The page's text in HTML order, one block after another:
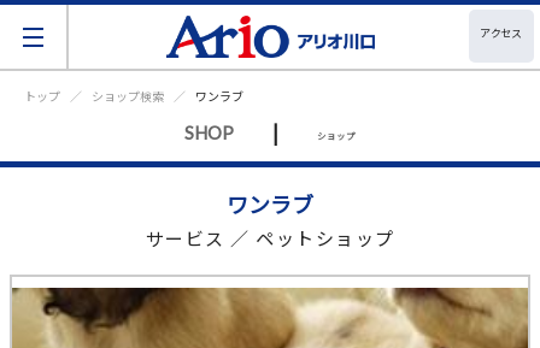
アクセス
トップ ショップ検索 ワンラブ
SHOP | ショップ
ワンラブ
サービス ／ ペットショップ